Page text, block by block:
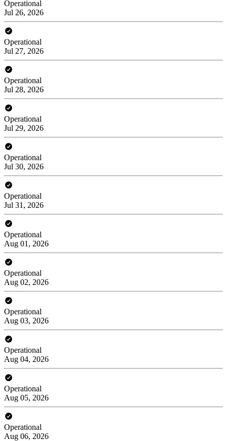
Operational
Jul 26, 2026
Operational
Jul 27, 2026
Operational
Jul 28, 2026
Operational
Jul 29, 2026
Operational
Jul 30, 2026
Operational
Jul 31, 2026
Operational
Aug 01, 2026
Operational
Aug 02, 2026
Operational
Aug 03, 2026
Operational
Aug 04, 2026
Operational
Aug 05, 2026
Operational
Aug 06, 2026